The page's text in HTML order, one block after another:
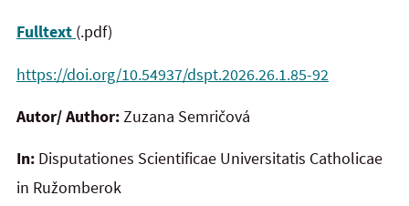
Fulltext (.pdf)
https://doi.org/10.54937/dspt.2026.26.1.85-92
Autor/ Author:Zuzana Semričová
In: Disputationes Scientificae Universitatis Catholicae
in Ružomberok